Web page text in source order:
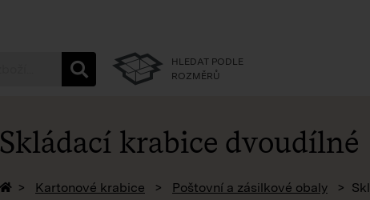
HLEDAT PODLE
ROZMĚRŮ
Skládací krabice dvoudílné
Zpět na homepage
Kartonové krabice Poštovní a zásilkové obaly